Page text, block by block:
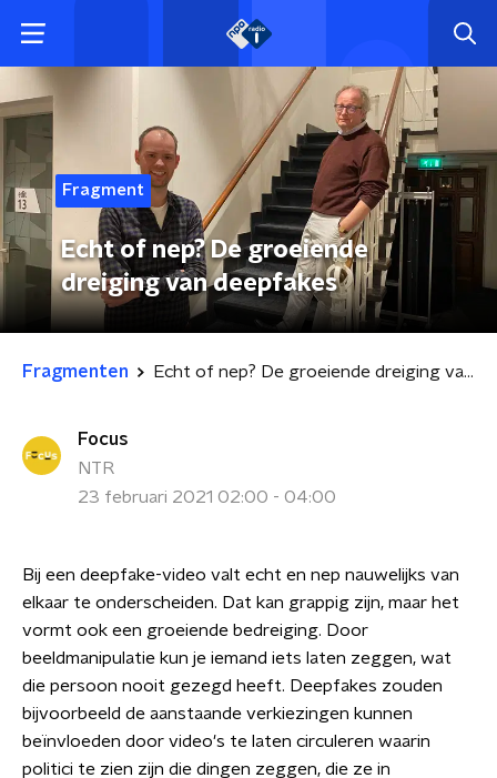
Fragment
Echt of nep? De groeiende
dreiging van deepfakes
Fragmenten Echt of nep? De groeiende dreiging van deepfakes
Focus
NTR
23 februari 2021 02:00 - 04:00
Bij een deepfake-video valt echt en nep nauwelijks van
elkaar te onderscheiden. Dat kan grappig zijn, maar het
vormt ook een groeiende bedreiging. Door
beeldmanipulatie kun je iemand iets laten zeggen, wat
die persoon nooit gezegd heeft. Deepfakes zouden
bijvoorbeeld de aanstaande verkiezingen kunnen
beïnvloeden door video's te laten circuleren waarin
politici te zien zijn die dingen zeggen, die ze in